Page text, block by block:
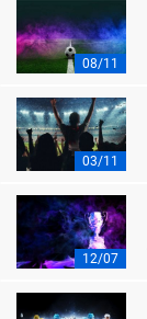
08/11
03/11
12/07